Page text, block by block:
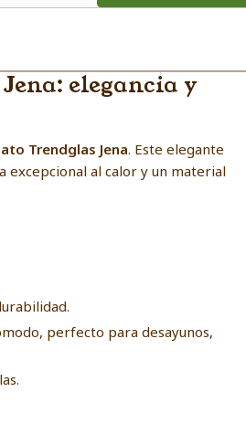
elegancia y
Trendglas Jena. Este elegante
excepcional al calor y un material
perfecto para desayunos,